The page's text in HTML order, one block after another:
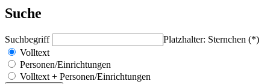
Suche
Suchbegriff
Platzhalter: Sternchen (*)
Volltext
Personen/Einrichtungen
Volltext + Personen/Einrichtungen